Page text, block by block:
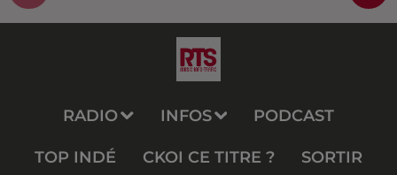
RADIO INFOS PODCAST
TOP INDÉ CKOI CE TITRE ? SORTIR